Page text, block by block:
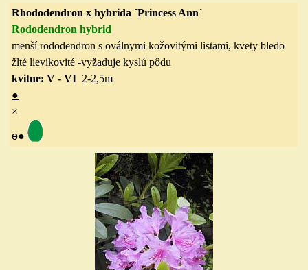
Rhododendron x hybrida ´Princess Ann´
Rododendron hybrid
menší rododendron s oválnymi kožovitými listami, kvety bledo
žlté lievikovité -vyžaduje kyslú pôdu
kvitne: V - VI 2-2,5m
●
×
ө●